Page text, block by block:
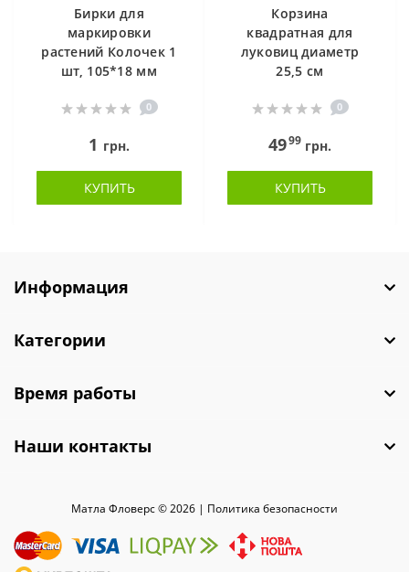
Бирки для
маркировки
растений Колочек 1
шт, 105*18 мм
0
1 грн.
КУПИТЬ
Корзина
квадратная для
луковиц диаметр
25,5 см
0
4999 грн.
КУПИТЬ
Информация
Категории
Время работы
Наши контакты
Матла Фловерс © 2026 | Политика безопасности